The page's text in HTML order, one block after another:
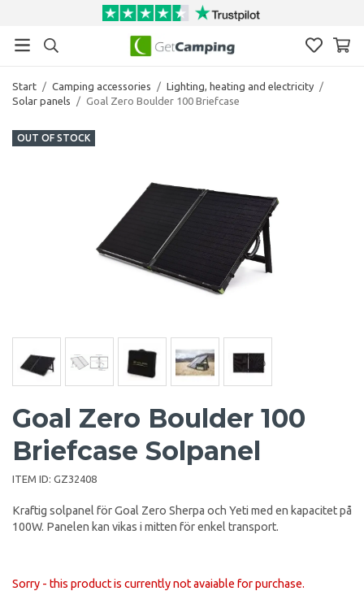
Start / Camping accessories / Lighting, heating and electricity /
Solar panels
/ Goal Zero Boulder 100 Briefcase
OUT OF STOCK
Goal Zero Boulder 100
Briefcase Solpanel
ITEM ID: GZ32408
Kraftig solpanel för Goal Zero Sherpa och Yeti med en kapacitet på
100W. Panelen kan vikas i mitten för enkel transport.
Sorry - this product is currently not avaiable for purchase.